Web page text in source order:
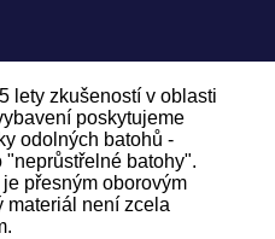
lety zkušeností v oblasti
poskytujeme
odolných batohů -
batohy".
přesným oborovým
materiál není zcela